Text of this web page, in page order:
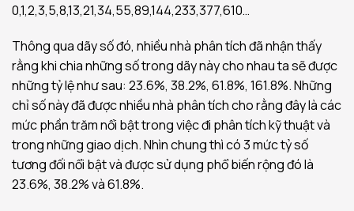
0,1,2,3,5,8,13,21,34,55,89,144,233,377,610…
Thông qua dãy số đó, nhiều nhà phân tích đã nhận thấy
rằng khi chia những số trong dãy này cho nhau ta sẽ được
những tỷ lệ như sau: 23.6%, 38.2%, 61.8%, 161.8%. Những
chỉ số này đã được nhiều nhà phân tích cho rằng đây là các
mức phần trăm nổi bật trong việc đi phân tích kỹ thuật và
trong những giao dịch. Nhìn chung thì có 3 mức tỷ số
tương đối nổi bật và được sử dụng phổ biến rộng đó là
23.6%, 38.2% và 61.8%.